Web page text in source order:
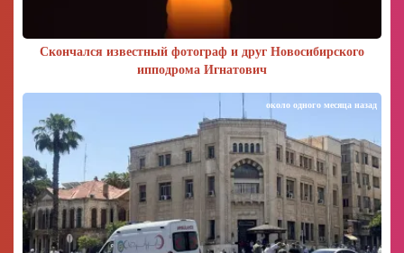
Скончался известный фотограф и друг Новосибирского
ипподрома Игнатович
около одного месяца назад